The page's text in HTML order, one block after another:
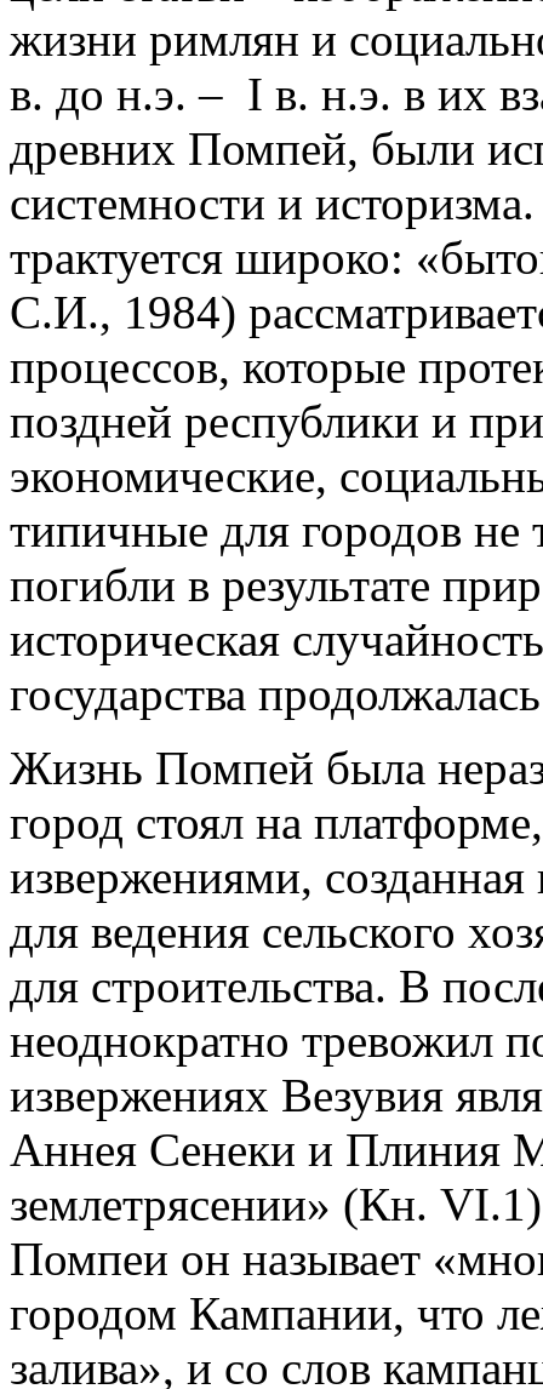
жизни римлян и
в. до н.э. – I в. н.э. в их
древних Помпей, были
системности и
трактуется широко:
С.И., 1984)
процессов, которые
поздней республики и
экономические,
типичные для городов
погибли в результате
историческая
государства
Жизнь Помпей была
город стоял на
извержениями,
для ведения сельского
для строительства. В
неоднократно тревожил
извержениях Везувия
Аннея Сенеки и Плиния
землетрясении» (Кн.
Помпеи он называет
городом Кампании, что
залива», и со слов